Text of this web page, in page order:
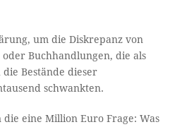
um die Diskrepanz von
Buchhandlungen, die als
Bestände dieser
schwankten.
eine Million Euro Frage: Was